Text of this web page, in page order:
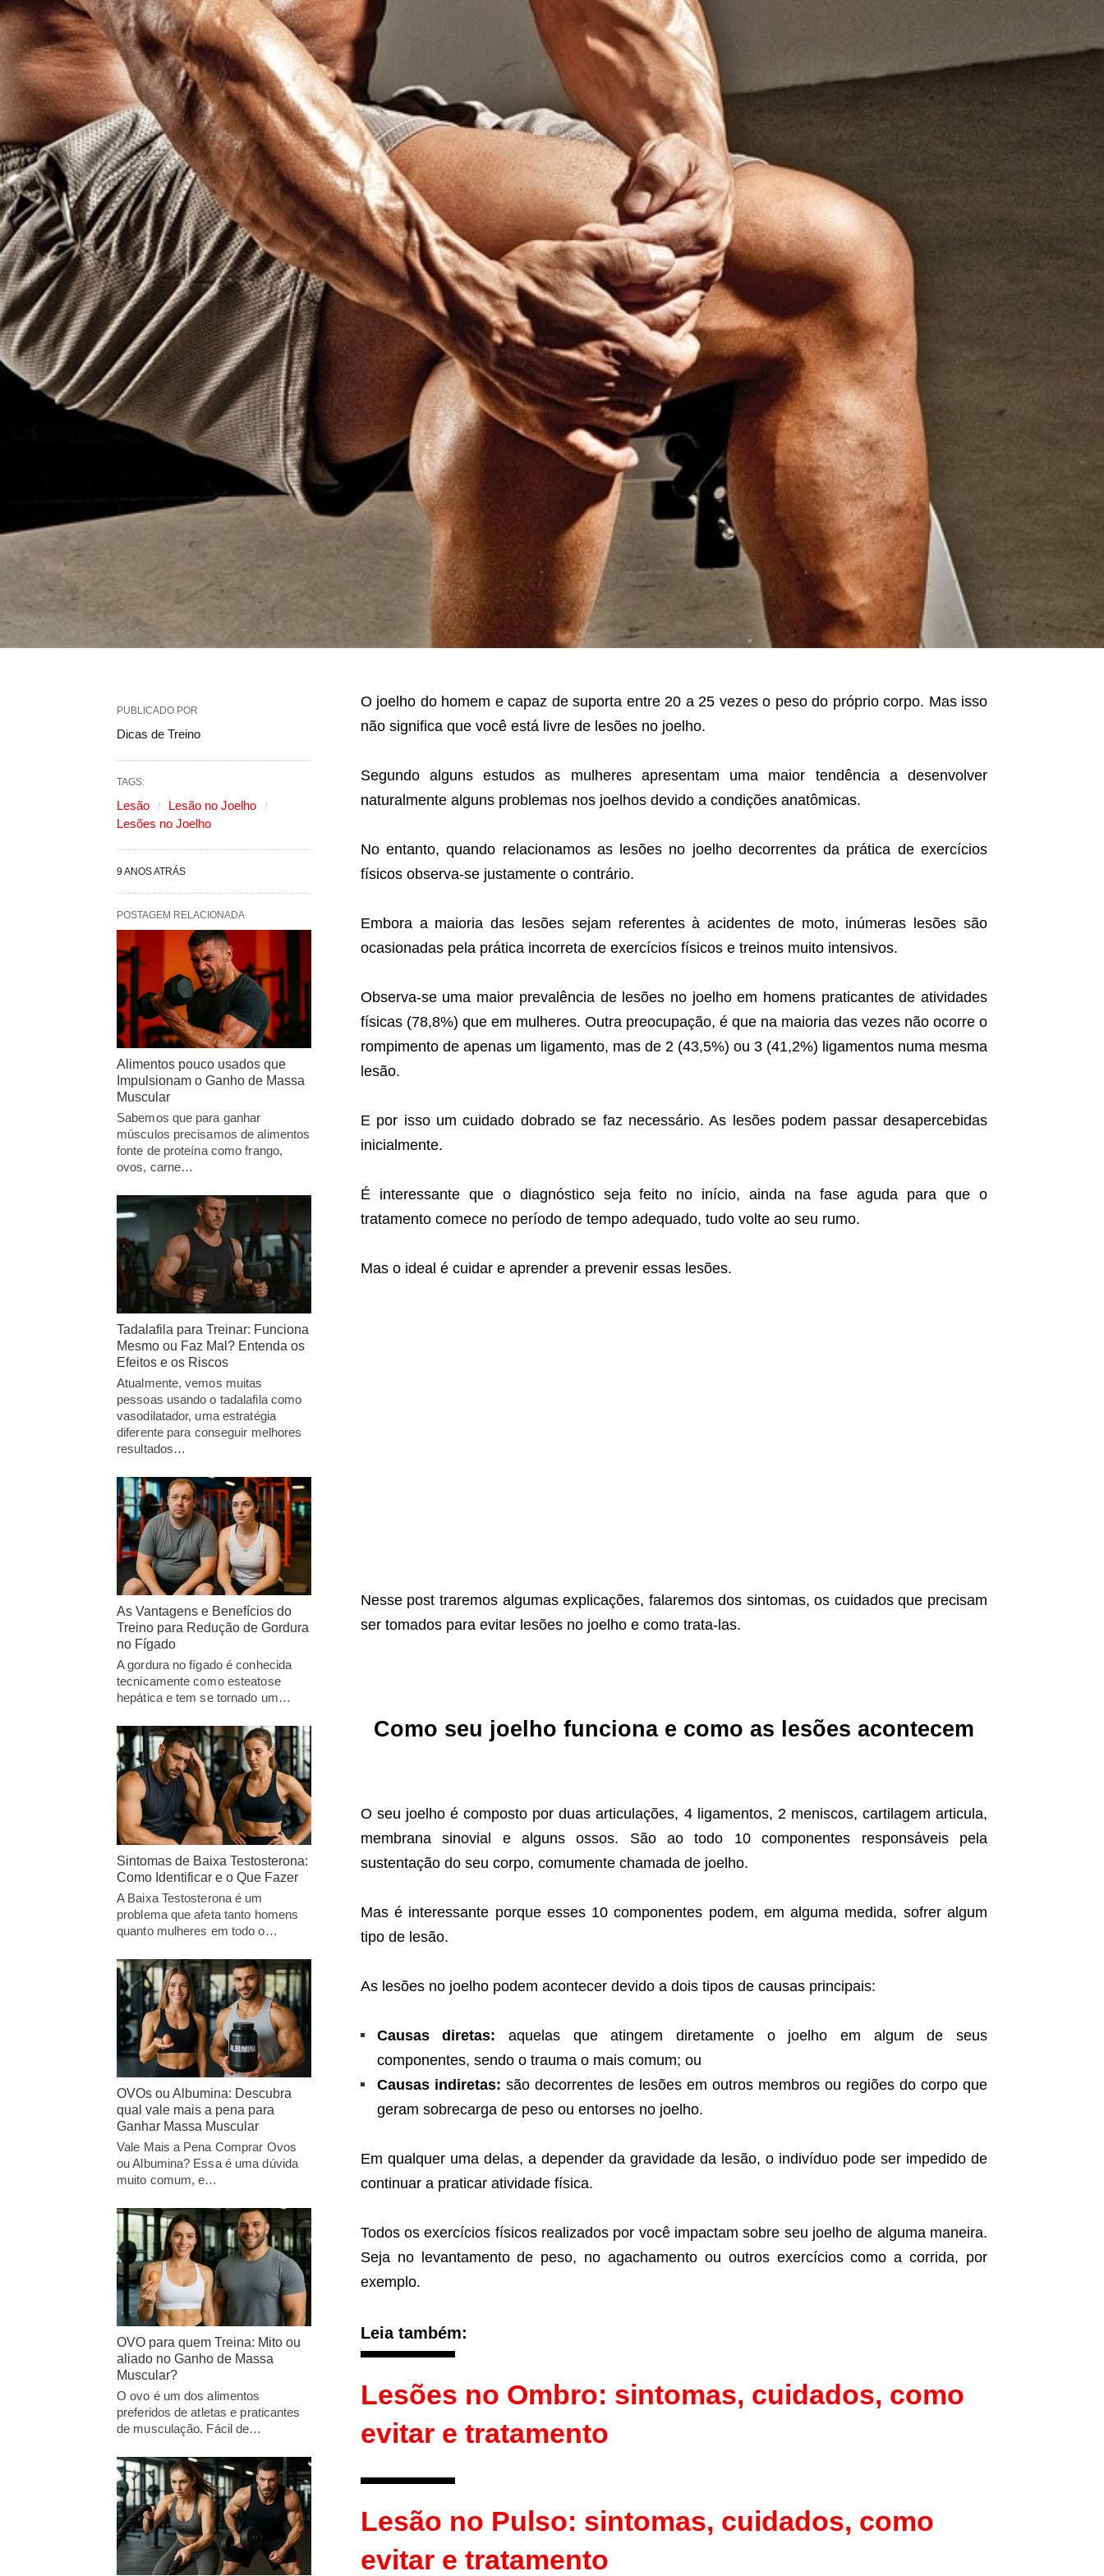
O joelho do homem e capaz de suporta entre 20 a 25 vezes o peso do próprio corpo. Mas isso
não significa que você está livre de lesões no joelho.
Segundo alguns estudos as mulheres apresentam uma maior tendência a desenvolver
naturalmente alguns problemas nos joelhos devido a condições anatômicas.
No entanto, quando relacionamos as lesões no joelho decorrentes da prática de exercícios
físicos observa-se justamente o contrário.
Embora a maioria das lesões sejam referentes à acidentes de moto, inúmeras lesões são
ocasionadas pela prática incorreta de exercícios físicos e treinos muito intensivos.
Observa-se uma maior prevalência de lesões no joelho em homens praticantes de atividades
físicas (78,8%) que em mulheres. Outra preocupação, é que na maioria das vezes não ocorre o
rompimento de apenas um ligamento, mas de 2 (43,5%) ou 3 (41,2%) ligamentos numa mesma
lesão.
E por isso um cuidado dobrado se faz necessário. As lesões podem passar desapercebidas
inicialmente.
É interessante que o diagnóstico seja feito no início, ainda na fase aguda para que o
tratamento comece no período de tempo adequado, tudo volte ao seu rumo.
Mas o ideal é cuidar e aprender a prevenir essas lesões.
Nesse post traremos algumas explicações, falaremos dos sintomas, os cuidados que precisam
ser tomados para evitar lesões no joelho e como trata-las.
Como seu joelho funciona e como as lesões acontecem
O seu joelho é composto por duas articulações, 4 ligamentos, 2 meniscos, cartilagem articula,
membrana sinovial e alguns ossos. São ao todo 10 componentes responsáveis pela
sustentação do seu corpo, comumente chamada de joelho.
Mas é interessante porque esses 10 componentes podem, em alguma medida, sofrer algum
tipo de lesão.
As lesões no joelho podem acontecer devido a dois tipos de causas principais:
Causas diretas: aquelas que atingem diretamente o joelho em algum de seus
componentes, sendo o trauma o mais comum; ou
Causas indiretas: são decorrentes de lesões em outros membros ou regiões do corpo que
geram sobrecarga de peso ou entorses no joelho.
Em qualquer uma delas, a depender da gravidade da lesão, o indivíduo pode ser impedido de
continuar a praticar atividade física.
Todos os exercícios físicos realizados por você impactam sobre seu joelho de alguma maneira.
Seja no levantamento de peso, no agachamento ou outros exercícios como a corrida, por
exemplo.
Leia também:
Lesões no Ombro: sintomas, cuidados, como
evitar e tratamento
Lesão no Pulso: sintomas, cuidados, como
evitar e tratamento
PUBLICADO POR
Dicas de Treino
TAGS:
Lesão
Lesão no Joelho
Lesões no Joelho
9 ANOS ATRÁS
POSTAGEM RELACIONADA
Alimentos pouco usados que
Impulsionam o Ganho de Massa
Muscular
Sabemos que para ganhar
músculos precisamos de alimentos
fonte de proteína como frango,
ovos, carne…
Tadalafila para Treinar: Funciona
Mesmo ou Faz Mal? Entenda os
Efeitos e os Riscos
Atualmente, vemos muitas
pessoas usando o tadalafila como
vasodilatador, uma estratégia
diferente para conseguir melhores
resultados…
As Vantagens e Benefícios do
Treino para Redução de Gordura
no Fígado
A gordura no fígado é conhecida
tecnicamente como esteatose
hepática e tem se tornado um…
Sintomas de Baixa Testosterona:
Como Identificar e o Que Fazer
A Baixa Testosterona é um
problema que afeta tanto homens
quanto mulheres em todo o…
OVOs ou Albumina: Descubra
qual vale mais a pena para
Ganhar Massa Muscular
Vale Mais a Pena Comprar Ovos
ou Albumina? Essa é uma dúvida
muito comum, e…
OVO para quem Treina: Mito ou
aliado no Ganho de Massa
Muscular?
O ovo é um dos alimentos
preferidos de atletas e praticantes
de musculação. Fácil de…